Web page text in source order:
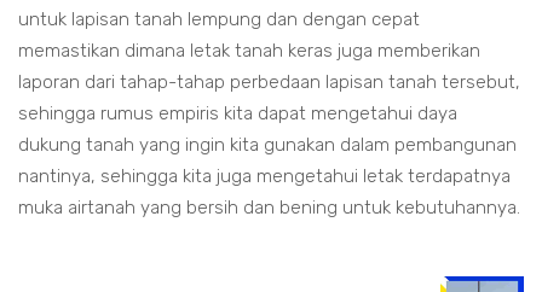
untuk lapisan tanah lempung dan dengan cepat
memastikan dimana letak tanah keras juga memberikan
laporan dari tahap-tahap perbedaan lapisan tanah tersebut,
sehingga rumus empiris kita dapat mengetahui daya
dukung tanah yang ingin kita gunakan dalam pembangunan
nantinya, sehingga kita juga mengetahui letak terdapatnya
muka airtanah yang bersih dan bening untuk kebutuhannya.